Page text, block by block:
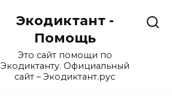
Экодиктант -
Помощь
Это сайт помощи по
Экодиктанту. Официальный
сайт – Экодиктант.рус